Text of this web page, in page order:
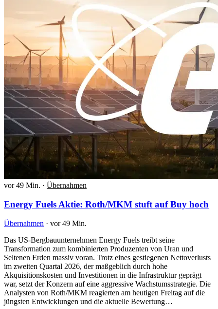
vor 49 Min. · Übernahmen
Energy Fuels Aktie: Roth/MKM stuft auf Buy hoch
Übernahmen · vor 49 Min.
Das US-Bergbauunternehmen Energy Fuels treibt seine
Transformation zum kombinierten Produzenten von Uran und
Seltenen Erden massiv voran. Trotz eines gestiegenen Nettoverlusts
im zweiten Quartal 2026, der maßgeblich durch hohe
Akquisitionskosten und Investitionen in die Infrastruktur geprägt
war, setzt der Konzern auf eine aggressive Wachstumsstrategie. Die
Analysten von Roth/MKM reagierten am heutigen Freitag auf die
jüngsten Entwicklungen und die aktuelle Bewertung…